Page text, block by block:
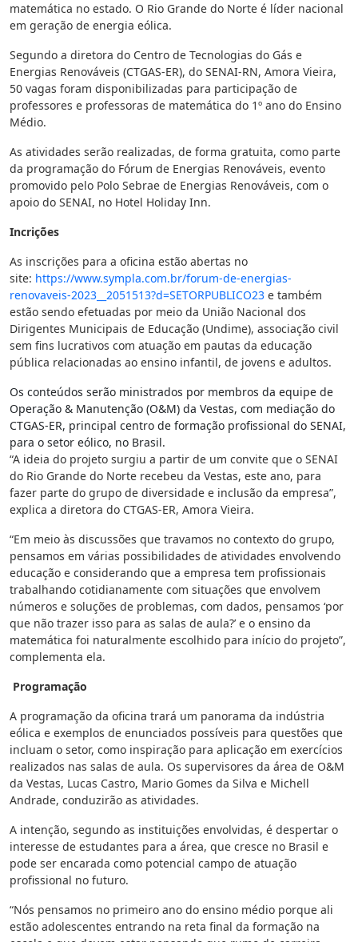
matemática no estado. O Rio Grande do Norte é líder nacional
em geração de energia eólica.
Segundo a diretora do Centro de Tecnologias do Gás e
Energias Renováveis (CTGAS-ER), do SENAI-RN, Amora Vieira,
50 vagas foram disponibilizadas para participação de
professores e professoras de matemática do 1º ano do Ensino
Médio.
As atividades serão realizadas, de forma gratuita, como parte
da programação do Fórum de Energias Renováveis, evento
promovido pelo Polo Sebrae de Energias Renováveis, com o
apoio do SENAI, no Hotel Holiday Inn.
Incrições
As inscrições para a oficina estão abertas no
site: https://www.sympla.com.br/forum-de-energias-
renovaveis-2023__2051513?d=SETORPUBLICO23 e também
estão sendo efetuadas por meio da União Nacional dos
Dirigentes Municipais de Educação (Undime), associação civil
sem fins lucrativos com atuação em pautas da educação
pública relacionadas ao ensino infantil, de jovens e adultos.
Os conteúdos serão ministrados por membros da equipe de
Operação & Manutenção (O&M) da Vestas, com mediação do
CTGAS-ER, principal centro de formação profissional do SENAI,
para o setor eólico, no Brasil.
“A ideia do projeto surgiu a partir de um convite que o SENAI
do Rio Grande do Norte recebeu da Vestas, este ano, para
fazer parte do grupo de diversidade e inclusão da empresa”,
explica a diretora do CTGAS-ER, Amora Vieira.
“Em meio às discussões que travamos no contexto do grupo,
pensamos em várias possibilidades de atividades envolvendo
educação e considerando que a empresa tem profissionais
trabalhando cotidianamente com situações que envolvem
números e soluções de problemas, com dados, pensamos ‘por
que não trazer isso para as salas de aula?’ e o ensino da
matemática foi naturalmente escolhido para início do projeto”,
complementa ela.
Programação
A programação da oficina trará um panorama da indústria
eólica e exemplos de enunciados possíveis para questões que
incluam o setor, como inspiração para aplicação em exercícios
realizados nas salas de aula. Os supervisores da área de O&M
da Vestas, Lucas Castro, Mario Gomes da Silva e Michell
Andrade, conduzirão as atividades.
A intenção, segundo as instituições envolvidas, é despertar o
interesse de estudantes para a área, que cresce no Brasil e
pode ser encarada como potencial campo de atuação
profissional no futuro.
“Nós pensamos no primeiro ano do ensino médio porque ali
estão adolescentes entrando na reta final da formação na